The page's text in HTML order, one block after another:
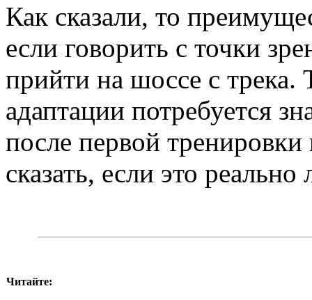
Как сказали, то
если говорить с точки
прийти на шоссе с трека.
адаптации потребуется
после первой
сказать, если это реально
Читайте: